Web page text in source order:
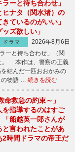
ラーと待ち合わせ」
ヒナタ（関水渚）の
ているのがいい」
ズ欲しい」
ドラマ
2026年8月6日
ーと待ち合わせ」（関
。 本作は、警察の正義
結んだ一匹おおかみの
物語 … 続きを読む
命救急の約束～」
を指導するのはすご
「船越英一郎さんが
と言われたことがあ
2時間ドラマの帝王だ